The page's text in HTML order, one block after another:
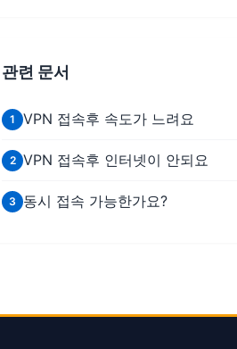
관련 문서
VPN 접속후 속도가 느려요
VPN 접속후 인터넷이 안되요
동시 접속 가능한가요?